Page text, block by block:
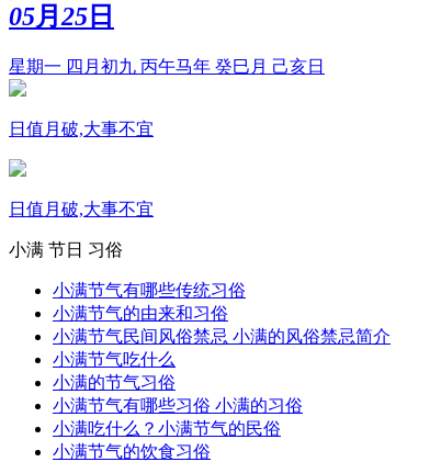
05月 25 日
星期一 四月初九 丙午马年 癸巳月 己亥日
日值月破,大事不宜
日值月破,大事不宜
小满 节日 习俗
小满节气有哪些传统习俗
小满节气的由来和习俗
小满节气民间风俗禁忌 小满的风俗禁忌简介
小满节气吃什么
小满的节气习俗
小满节气有哪些习俗 小满的习俗
小满吃什么？小满节气的民俗
小满节气的饮食习俗